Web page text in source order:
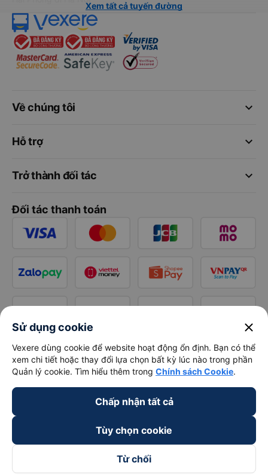
Xem tất cả tuyến đường
keyboard_arrow_down
Về chúng tôi
keyboard_arrow_down
Hỗ trợ
keyboard_arrow_down
Trở thành đối tác
Đối tác thanh toán
Sử dụng cookie close
Vexere dùng cookie để website hoạt động ổn định. Bạn có thể
xem chi tiết hoặc thay đổi lựa chọn bất kỳ lúc nào trong phần
Quản lý cookie. Tìm hiểu thêm trong Chính sách Cookie.
Chấp nhận tất cả
Tùy chọn cookie
Từ chối